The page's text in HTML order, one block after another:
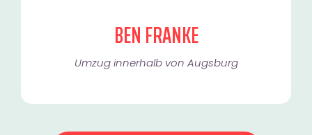
BEN FRANKE
Umzug innerhalb von Augsburg​